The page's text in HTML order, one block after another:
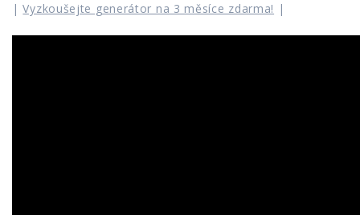
|Vyzkoušejte generátor na 3 měsíce zdarma! |